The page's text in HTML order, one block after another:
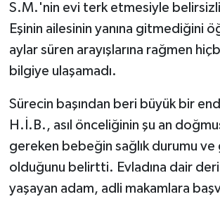
S.M.'nin evi terk etmesiyle
Eşinin ailesinin yanına gitmediğini
aylar süren arayışlarına rağmen
bilgiye ulaşamadı.
Sürecin başından beri büyük bir
H.İ.B., asıl önceliğinin şu an
gereken bebeğin sağlık durumu ve
olduğunu belirtti. Evladına dair
yaşayan adam, adli makamlara